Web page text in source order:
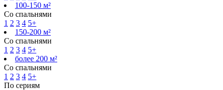
100-150 м²
Со спальнями
1 2 3 4 5+
150-200 м²
Со спальнями
1 2 3 4 5+
более 200 м²
Со спальнями
1 2 3 4 5+
По сериям